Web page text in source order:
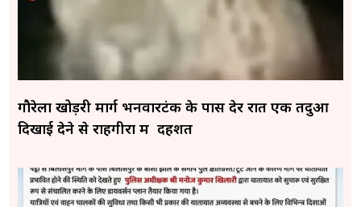
गौरेला खोड़री मार्ग भनवारटंक के पास देर रात एक तेंदुआ
दिखाई देने से राहगीरों में दहशत